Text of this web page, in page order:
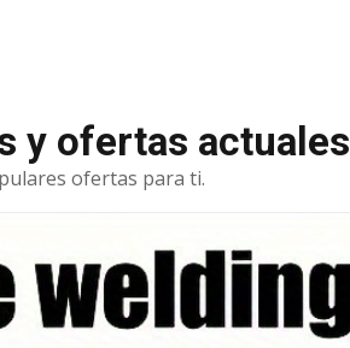
y ofertas actuales
ofertas para ti.